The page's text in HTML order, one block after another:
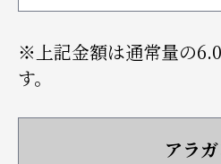
※上記金額は通常量の
す。
アラ